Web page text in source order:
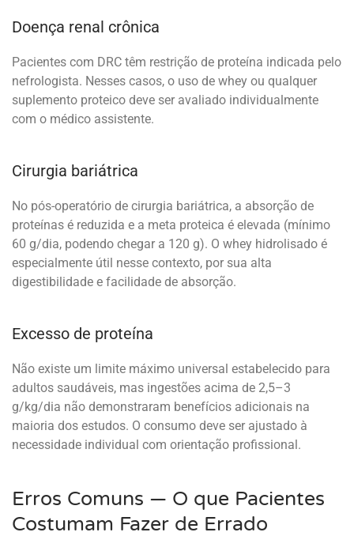
Doença renal crônica
Pacientes com DRC têm restrição de proteína indicada pelo
nefrologista. Nesses casos, o uso de whey ou qualquer
suplemento proteico deve ser avaliado individualmente
com o médico assistente.
Cirurgia bariátrica
No pós-operatório de cirurgia bariátrica, a absorção de
proteínas é reduzida e a meta proteica é elevada (mínimo
60 g/dia, podendo chegar a 120 g). O whey hidrolisado é
especialmente útil nesse contexto, por sua alta
digestibilidade e facilidade de absorção.
Excesso de proteína
Não existe um limite máximo universal estabelecido para
adultos saudáveis, mas ingestões acima de 2,5–3
g/kg/dia não demonstraram benefícios adicionais na
maioria dos estudos. O consumo deve ser ajustado à
necessidade individual com orientação profissional.
Erros Comuns — O que Pacientes
Costumam Fazer de Errado